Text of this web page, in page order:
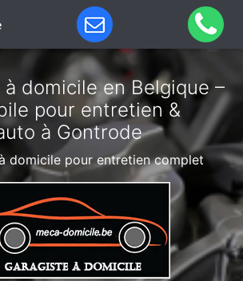
domicile en Belgique –
pour entretien &
à Gontrode
domicile pour entretien complet